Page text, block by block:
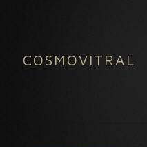
COSMOVITRAL